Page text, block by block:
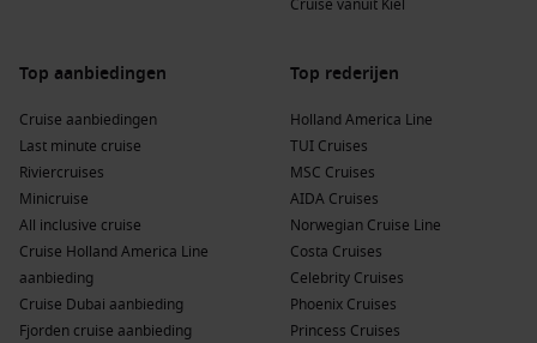
Cruise vanuit Kiel
Top aanbiedingen
Cruise aanbiedingen
Last minute cruise
Riviercruises
Minicruise
All inclusive cruise
Cruise Holland America Line
aanbieding
Cruise Dubai aanbieding
Fjorden cruise aanbieding
Top rederijen
Holland America Line
TUI Cruises
MSC Cruises
AIDA Cruises
Norwegian Cruise Line
Costa Cruises
Celebrity Cruises
Phoenix Cruises
Princess Cruises